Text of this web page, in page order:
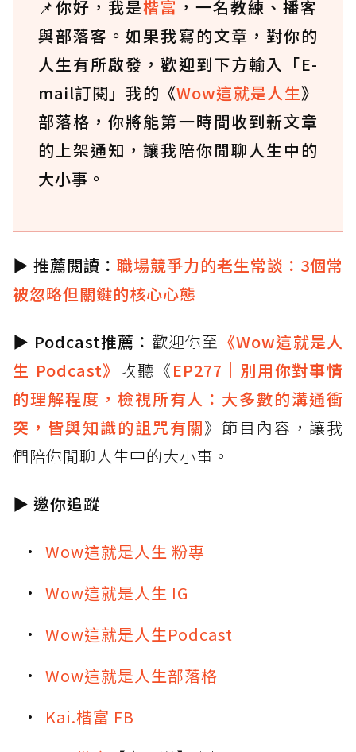
📌你好，我是楷富 ，一名教練、播客
與部落客。如果我寫的文章，對你的
人生有所啟發，歡迎到下方輸入「E-
mail訂閱」我的《Wow這就是人生》
部落格，你將能第一時間收到新文章
的上架通知，讓我陪你閒聊人生中的
大小事。
▶️ 推薦閱讀： 職場競爭力的老生常談：3個常
被忽略但關鍵的核心心態
▶️ Podcast推薦： 歡迎你至 《Wow這就是人
生 Podcast》 收聽《EP277｜別用你對事情
的理解程度，檢視所有人：大多數的溝通衝
突，皆與知識的詛咒有關》節目內容，讓我
們陪你閒聊人生中的大小事。
▶ 邀你追蹤
Wow這就是人生 粉專
Wow這就是人生 IG
Wow這就是人生Podcast
Wow這就是人生部落格
Kai.楷富 FB